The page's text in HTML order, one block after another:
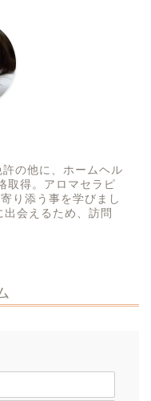
の他に、ホームヘル
取得。アロマセラピ
り添う事を学びまし
会えるため、訪問